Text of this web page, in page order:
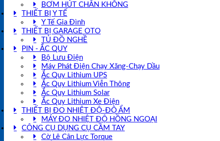
BƠM HÚT CHÂN KHÔNG
THIẾT BỊ Y TẾ
Y Tế Gia Đình
THIẾT BỊ GARAGE OTO
TỦ ĐỒ NGHỀ
PIN - ẮC QUY
Bộ Lưu Điện
Máy Phát Điện Chạy Xăng-Chạy Dầu
Ắc Quy Lithium UPS
Ắc Quy Lithium Viễn Thông
Ắc Quy Lithium Solar
Ắc Quy Lithium Xe Điện
THIẾT BỊ ĐO NHIỆT ĐỘ-ĐỘ ẨM
MÁY ĐO NHIỆT ĐỘ HỒNG NGOẠI
CÔNG CỤ DỤNG CỤ CẦM TAY
Cờ Lê Cân Lực Torque